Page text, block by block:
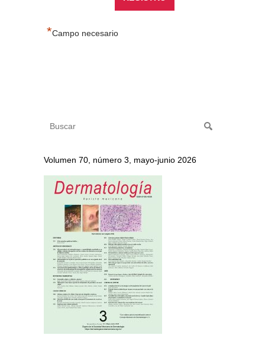
*Campo necesario
Volumen 70, número 3, mayo-junio 2026